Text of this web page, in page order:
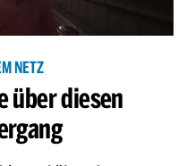
NETZ
über diesen